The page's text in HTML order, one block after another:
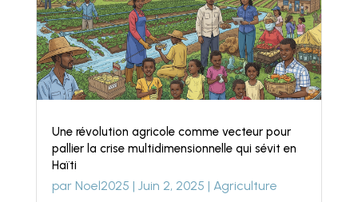
Une révolution agricole comme vecteur pour
pallier la crise multidimensionnelle qui sévit en
Haïti
par Noel2025 | Juin 2, 2025 | Agriculture